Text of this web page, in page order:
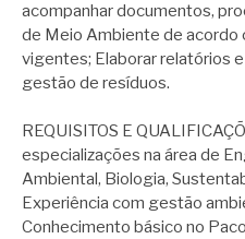
acompanhar documentos,
de Meio Ambiente de acordo
vigentes; Elaborar relatórios
gestão de resíduos.
REQUISITOS E
especializações na área de
Ambiental, Biologia,
Experiência com gestão
Conhecimento básico no